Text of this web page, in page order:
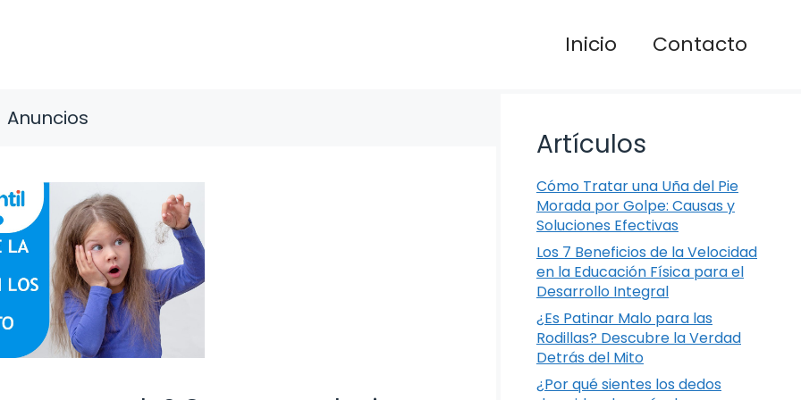
Inicio Contacto
Anuncios
Artículos
Cómo Tratar una Uña del Pie
Morada por Golpe: Causas y
Soluciones Efectivas
Los 7 Beneficios de la Velocidad
en la Educación Física para el
Desarrollo Integral
¿Es Patinar Malo para las
Rodillas? Descubre la Verdad
Detrás del Mito
¿Por qué sientes los dedos